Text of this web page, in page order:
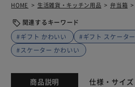
HOME 生活雑貨・キッチン用品 弁当箱
関連するキーワード
#ギフト かわいい
#ギフト スケーター
#スケーター かわいい
商品説明 仕様・サイズ